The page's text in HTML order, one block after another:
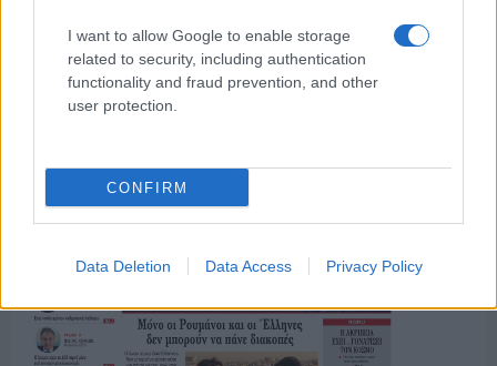
I want to allow Google to enable storage
related to security, including authentication
functionality and fraud prevention, and other
user protection.
CONFIRM
Data Deletion Data Access Privacy Policy